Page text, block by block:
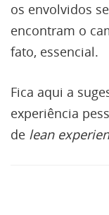
os envolvidos
encontram o
fato, essencial.
Fica aqui a
experiência
de lean